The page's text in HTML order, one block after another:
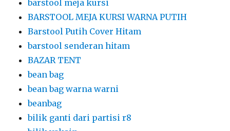
bilik vaksinasi booster
bilik vaksinasi booster dari partisi r8
bilik vaksinasi dari partisi r8
bilik vaksinasi partisi r8
black curtain
black curtain dan starlight
black curtain starlight
blower
booth pameran